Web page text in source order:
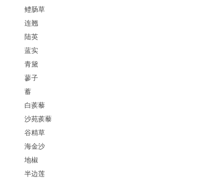
鳢肠草
连翘
陆英
蓝实
青黛
蓼子
蓄
白蒺藜
沙苑蒺藜
谷精草
海金沙
地椒
半边莲